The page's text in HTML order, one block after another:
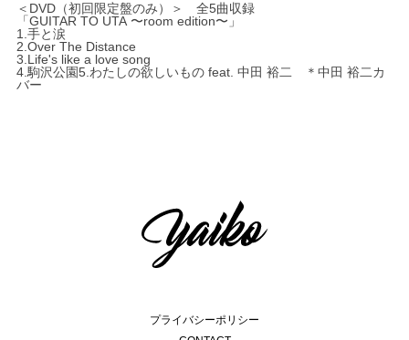
＜DVD（初回限定盤のみ）＞ 全5曲収録
「GUITAR TO UTA 〜room edition〜」
1.手と涙
2.Over The Distance
3.Life's like a love song
4.駒沢公園5.わたしの欲しいもの feat. 中田 裕二 ＊中田 裕二カ
バー
プライバシーポリシー